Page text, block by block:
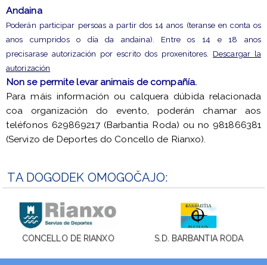
Andaina
Poderán participar persoas a partir dos 14 anos (teranse en conta os
anos cumpridos o día da andaina). Entre os 14 e 18 anos
precisarase autorización por escrito dos proxenitores. Descargar la
autorización
Non se permite levar animais de compañía.
Para máis información ou calquera dúbida relacionada
coa organización do evento, poderán chamar aos
teléfonos 629869217 (Barbantia Roda) ou no 981866381
(Servizo de Deportes do Concello de Rianxo).
TA DOGODEK OMOGOČAJO:
CONCELLO DE RIANXO S.D. BARBANTIA RODA